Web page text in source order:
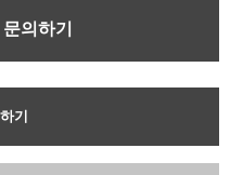
의하기
기